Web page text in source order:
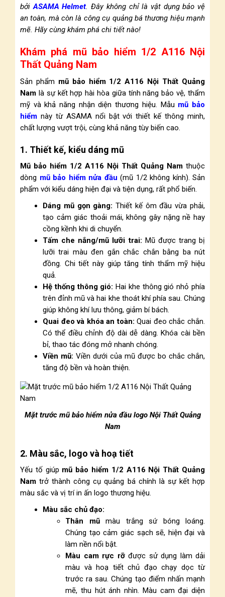
bởiASAMA Helmet. Đây không chỉ là vật dụng bảo vệ
an toàn, mà còn là công cụ quảng bá thương hiệu mạnh
mẽ. Hãy cùng khám phá chi tiết nào!
Khám phá mũ bảo hiểm 1/2 A116 Nội
Thất Quảng Nam
Sản phẩm mũ bảo hiểm 1/2 A116 Nội Thất Quảng
Nam là sự kết hợp hài hòa giữa tính năng bảo vệ, thẩm
mỹ và khả năng nhận diện thương hiệu. Mẫu mũ bảo
hiểm này từ ASAMA nổi bật với thiết kế thông minh,
chất lượng vượt trội, cùng khả năng tùy biến cao.
1. Thiết kế, kiểu dáng mũ
Mũ bảo hiểm 1/2 A116 Nội Thất Quảng Nam thuộc
dòng mũ bảo hiểm nửa đầu (mũ 1/2 không kính). Sản
phẩm với kiểu dáng hiện đại và tiện dụng, rất phổ biến.
Dáng mũ gọn gàng: Thiết kế ôm đầu vừa phải,
tạo cảm giác thoải mái, không gây nặng nề hay
cồng kềnh khi di chuyển.
Tấm che nắng/mũ lưỡi trai: Mũ được trang bị
lưỡi trai màu đen gắn chắc chắn bằng ba nút
đồng. Chi tiết này giúp tăng tính thẩm mỹ hiệu
quả.
Hệ thống thông gió: Hai khe thông gió nhỏ phía
trên đỉnh mũ và hai khe thoát khí phía sau. Chúng
giúp không khí lưu thông, giảm bí bách.
Quai đeo và khóa an toàn: Quai đeo chắc chắn.
Có thể điều chỉnh độ dài dễ dàng. Khóa cài bền
bỉ, thao tác đóng mở nhanh chóng.
Viền mũ: Viền dưới của mũ được bo chắc chắn,
tăng độ bền và hoàn thiện.
Mặt trước mũ bảo hiểm nửa đầu logo Nội Thất Quảng
Nam
2. Màu sắc, logo và hoạ tiết
Yếu tố giúp mũ bảo hiểm 1/2 A116 Nội Thất Quảng
Nam trở thành công cụ quảng bá chính là sự kết hợp
màu sắc và vị trí in ấn logo thương hiệu.
Màu sắc chủ đạo:
Thân mũ màu trắng sứ bóng loáng.
Chúng tạo cảm giác sạch sẽ, hiện đại và
làm nền nổi bật.
Màu cam rực rỡđược sử dụng làm dải
màu và hoạ tiết chủ đạo chạy dọc từ
trước ra sau. Chúng tạo điểm nhấn mạnh
mẽ, thu hút ánh nhìn. Màu cam đại diện